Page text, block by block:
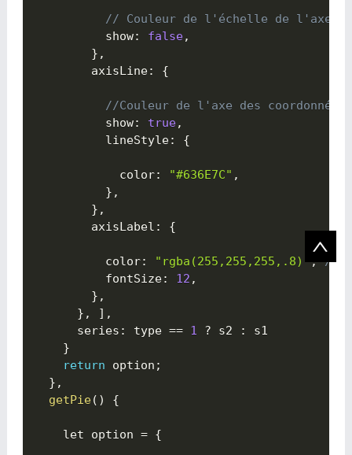
// Couleur de l'échelle de l'axe
          show
: false,
} ,
        axisLine
: {
//Couleur de l'axe des coordonnées
          show
: true,
          lineStyle
: {
            color
: "#636E7C" ,
} ,
} ,
        axisLabel
: {
          color
: "rgba(255,255,255,.8)", //
          fontSize
: 12 ,
} ,
} , ] ,
      series
: type == 1 ? s2 :
s1
}
return option ;
} ,
getPie( ) {
    let option
= {